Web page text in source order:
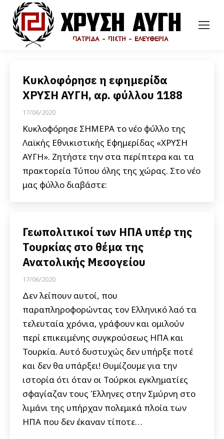
Κυκλοφόρησε η εφημερίδα
ΧΡΥΣΗ ΑΥΓΗ, αρ. φύλλου 1188
17/06/2020
Κυκλοφόρησε ΣΗΜΕΡΑ το νέο φύλλο της
Λαϊκής Εθνικιστικής Εφημερίδας «ΧΡΥΣΗ
ΑΥΓΗ». Ζητήστε την στα περίπτερα και τα
πρακτορεία Τύπου όλης της χώρας. Στο νέο
μας φύλλο διαβάστε:
Γεωπολιτικοί των ΗΠΑ υπέρ της
Τουρκίας στο θέμα της
Ανατολικής Μεσογείου
17/06/2020
Δεν λείπουν αυτοί, που
παραπληροφορώντας τον Ελληνικό λαό τα
τελευταία χρόνια, γράφουν και ομιλούν
περί επικειμένης συγκρούσεως ΗΠΑ και
Τουρκία. Αυτό δυστυχώς δεν υπήρξε ποτέ
και δεν θα υπάρξει! Θυμίζουμε για την
ιστορία ότι όταν οι Τούρκοι εγκληματίες
σφαγίαζαν τους Έλληνες στην Σμύρνη στο
λιμάνι της υπήρχαν πολεμικά πλοία των
ΗΠΑ που δεν έκαναν τίποτε…